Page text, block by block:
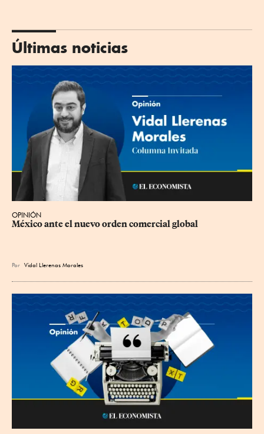
Últimas noticias
OPINIÓN
México ante el nuevo orden comercial global
Por Vidal Llerenas Morales